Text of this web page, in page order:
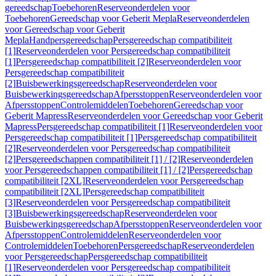
gereedschapToebehorenReserveonderdelen voor
ToebehorenGereedschap voor Geberit MeplaReserveonderdelen
voor Gereedschap voor Geberit
MeplaHandpersgereedschapPersgereedschap compatibiliteit
[1]Reserveonderdelen voor Persgereedschap compatibiliteit
[1]Persgereedschap compatibiliteit [2]Reserveonderdelen voor
Persgereedschap compatibiliteit
[2]BuisbewerkingsgereedschapReserveonderdelen voor
BuisbewerkingsgereedschapAfpersstoppenReserveonderdelen voor
AfpersstoppenControlemiddelenToebehorenGereedschap voor
Geberit MapressReserveonderdelen voor Gereedschap voor Geberit
MapressPersgereedschap compatibiliteit [1]Reserveonderdelen voor
Persgereedschap compatibiliteit [1]Persgereedschap compatibiliteit
[2]Reserveonderdelen voor Persgereedschap compatibiliteit
[2]Persgereedschappen compatibiliteit [1] / [2]Reserveonderdelen
voor Persgereedschappen compatibiliteit [1] / [2]Persgereedschap
compatibiliteit [2XL]Reserveonderdelen voor Persgereedschap
compatibiliteit [2XL]Persgereedschap compatibiliteit
[3]Reserveonderdelen voor Persgereedschap compatibiliteit
[3]BuisbewerkingsgereedschapReserveonderdelen voor
BuisbewerkingsgereedschapAfpersstoppenReserveonderdelen voor
AfpersstoppenControlemiddelenReserveonderdelen voor
ControlemiddelenToebehorenPersgereedschapReserveonderdelen
voor PersgereedschapPersgereedschap compatibiliteit
[1]Reserveonderdelen voor Persgereedschap compatibiliteit